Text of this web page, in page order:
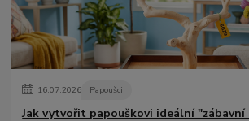
16.07.2026 Papoušci
Jak vytvořit papouškovi ideální "zábavní